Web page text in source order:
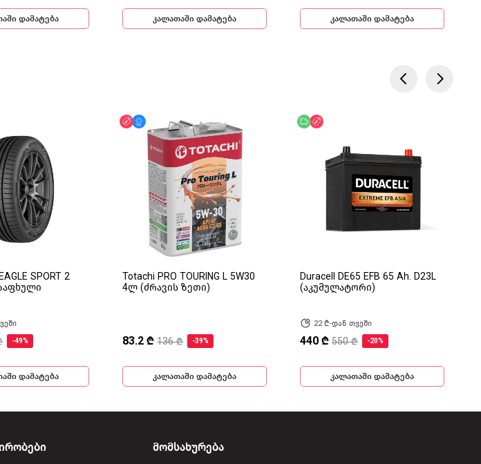
დამატება კალათაში დამატება კალათაში დამატება
SPORT 2
-49%
დამატება
ფასდაკლება
მხოლოდ ონლაინ
Totachi PRO TOURING L 5W30
4ლ (ძრავის ზეთი)
83.2 ₾ 136 ₾ -39%
კალათაში დამატება
უფასო მიწოდება
Duracell DE65 EFB 65 Ah. D23L
(აკუმულატორი)
22 ₾-დან თვეში
440 ₾ 550 ₾ -20%
კალათაში დამატება
მომსახურება